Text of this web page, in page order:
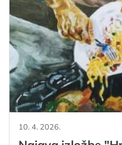
10. 4. 2026.